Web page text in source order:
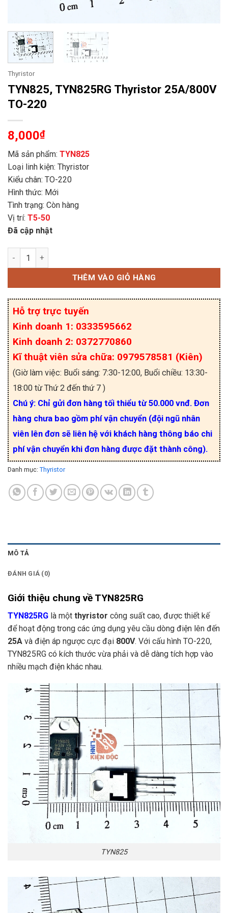
Thyristor
TYN825, TYN825RG Thyristor 25A/800V
TO-220
8,000₫
Mã sản phẩm: TYN825
Loại linh kiện: Thyristor
Kiểu chân: TO-220
Hình thức: Mới
Tình trạng: Còn hàng
Vị trí: T5-50
Đã cập nhật
TYN825, TYN825RG Thyristor 25A/800V TO-220
THÊM VÀO GIỎ HÀNG
Hỗ trợ trực tuyến
Kinh doanh 1: 0333595662
Kinh doanh 2: 0372770860
Kĩ thuật viên sửa chữa: 0979578581 (Kiên)
(Giờ làm việc: Buổi sáng: 7:30-12:00, Buổi chiều: 13:30-
18:00 từ Thứ 2 đến thứ 7 )
Chú ý: Chỉ gửi đơn hàng tối thiểu từ 50.000 vnđ. Đơn
hàng chưa bao gồm phí vận chuyển (đội ngũ nhân
viên lên đơn sẽ liên hệ với khách hàng thông báo chi
phí vận chuyển khi đơn hàng được đặt thành công).
Danh mục: Thyristor
MÔ TẢ
ĐÁNH GIÁ (0)
Giới thiệu chung về TYN825RG
TYN825RG là một thyristor công suất cao, được thiết kế
để hoạt động trong các ứng dụng yêu cầu dòng điện lên đến
25A và điện áp ngược cực đại 800V. Với cấu hình TO-220,
TYN825RG có kích thước vừa phải và dễ dàng tích hợp vào
nhiều mạch điện khác nhau.
TYN825